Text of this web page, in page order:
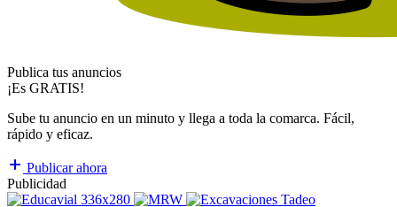
Publica tus anuncios
¡Es GRATIS!
Sube tu anuncio en un minuto y llega a toda la comarca. Fácil,
rápido y eficaz.
Publicar ahora
Publicidad